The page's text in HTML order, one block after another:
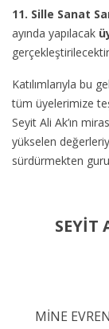
11. Sille Sanat
ayında yapılacak
Katılımlarıyla bu
tüm üyelerimize
Seyit Ali Ak’ın
yükselen
sürdürmekten
SEYİT
MİNE